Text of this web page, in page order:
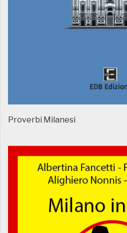
Proverbi Milanesi